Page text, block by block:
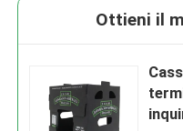
Ottieni il